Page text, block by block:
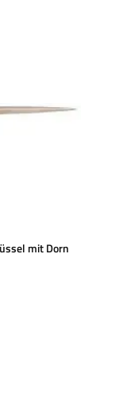
mit Dorn